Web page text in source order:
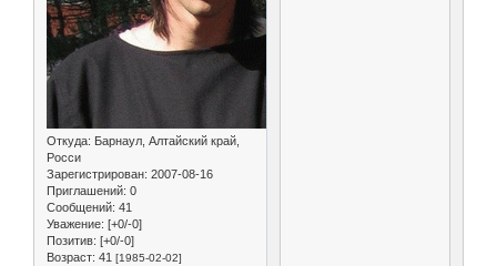
Откуда: Барнаул, Алтайский край,
Росси
Зарегистрирован: 2007-08-16
Приглашений: 0
Сообщений: 41
Уважение: [+0/-0]
Позитив: [+0/-0]
Возраст: 41 [1985-02-02]